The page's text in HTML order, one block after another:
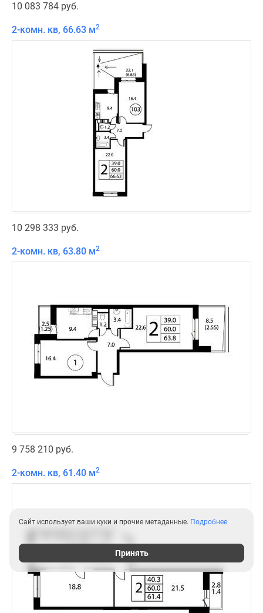
10 083 784 руб.
2-комн. кв, 66.63 м2
10 298 333 руб.
2-комн. кв, 63.80 м2
9 758 210 руб.
2-комн. кв, 61.40 м2
Сайт использует ваши куки и прочие метаданные. Подробнее
Принять